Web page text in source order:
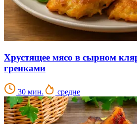
Хрустящее мясо в сырном
гренками
30 мин. средне